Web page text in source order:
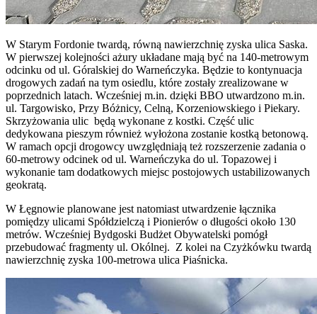
W Starym Fordonie twardą, równą nawierzchnię zyska ulica Saska.
W pierwszej kolejności ażury układane mają być na 140-metrowym
odcinku od ul. Góralskiej do Warneńczyka. Będzie to kontynuacja
drogowych zadań na tym osiedlu, które zostały zrealizowane w
poprzednich latach. Wcześniej m.in. dzięki BBO utwardzono m.in.
ul. Targowisko, Przy Bóżnicy, Celną, Korzeniowskiego i Piekary.
Skrzyżowania ulic będą wykonane z kostki. Część ulic
dedykowana pieszym również wyłożona zostanie kostką betonową.
W ramach opcji drogowcy uwzględniają też rozszerzenie zadania o
60-metrowy odcinek od ul. Warneńczyka do ul. Topazowej i
wykonanie tam dodatkowych miejsc postojowych ustabilizowanych
geokratą.
W Łęgnowie planowane jest natomiast utwardzenie łącznika
pomiędzy ulicami Spółdzielczą i Pionierów o długości około 130
metrów. Wcześniej Bydgoski Budżet Obywatelski pomógł
przebudować fragmenty ul. Okólnej. Z kolei na Czyżkówku twardą
nawierzchnię zyska 100-metrowa ulica Piaśnicka.